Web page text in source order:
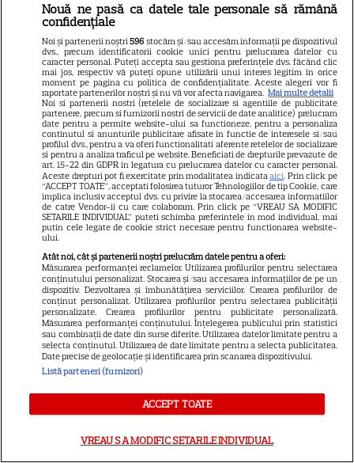
24
VEDETE ROMÂNEŞTI
Tora Vasilescu, apariție rară la
75 de ani. Drama din
adolescență care i-a schimbat
viața
13
VEDETE STRĂINE
George și Amal Clooney,
evacuați din locuința lor din
Franța din cauza incendiilor.
Mesajul dramatic al actorului:
„Nu știm dacă va supraviețui”
15
VEDETE ROMÂNEŞTI
Elena Gheorghe, surpriză
emoționantă de ziua ei. Ce a
pregătit soțul artistei când
credea că merge doar la cină
Alin Panc și Sandu Pop
Nouă ne pasă ca datele tale personale să rămână
confidențiale
Noi și partenerii noștri596 stocăm și/sau accesăm informații pe dispozitivul
dvs., precum identificatorii cookie unici pentru prelucrarea datelor cu
caracter personal. Puteți accepta sau gestiona preferințele dvs. făcând clic
mai jos, respectiv vă puteți opune utilizării unui interes legitim în orice
moment pe pagina cu politica de confidențialitate. Aceste alegeri vor fi
raportate partenerilor noștri și nu vă vor afecta navigarea. Mai multe detalii
Noi si partenerii nostri (retelele de socializare si agentiile de publicitate
partenere, precum si furnizorii nostri de servicii de date analitice) prelucram
date pentru a permite website-ului sa functioneze, pentru a personaliza
continutul si anunturile publicitare afisate in functie de interesele si/sau
profilul dvs., pentru a va oferi functionalitati aferente retelelor de socializare
si pentru a analiza traficul pe website. Beneficiati de drepturile prevazute de
art. 15-22 din GDPR in legatura cu prelucrarea datelor cu caracter personal.
Aceste drepturi pot fi exercitate prin modalitatea indicataaici. Prin click pe
“ACCEPT TOATE”, acceptati folosirea tuturor Tehnologiilor de tip Cookie, care
implica inclusiv acceptul dvs. cu privire la stocarea/accesarea informatiilor
de catre Vendor-ii cu care colaboram. Prin click pe “VREAU SA MODIFIC
SETARILE INDIVIDUAL” puteti schimba preferintele in mod individual, mai
putin cele legate de cookie strict necesare pentru functionarea website-
ului.
Atât noi, cât și partenerii noștri prelucrăm datele pentru a oferi:
Măsurarea performanței reclamelor. Utilizarea profilurilor pentru selectarea
conținutului personalizat. Stocarea și/sau accesarea informațiilor de pe un
dispozitiv. Dezvoltarea și îmbunătățirea serviciilor. Crearea profilurilor de
conținut personalizat. Utilizarea profilurilor pentru selectarea publicității
personalizate. Crearea profilurilor pentru publicitate personalizată.
Măsurarea performanței conținutului. Înțelegerea publicului prin statistici
sau combinații de date din surse diferite. Utilizarea datelor limitate pentru a
selecta conținutul. Utilizarea de date limitate pentru a selecta publicitatea.
Date precise de geolocație și identificarea prin scanarea dispozitivului.
Listă parteneri (furnizori)
ACCEPT TOATE
VREAU SA MODIFIC SETARILE INDIVIDUAL